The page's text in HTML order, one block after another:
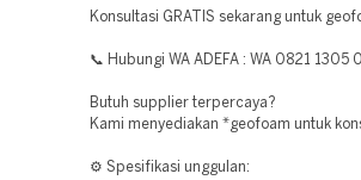
Konsultasi GRATIS sekarang untuk
📞 Hubungi WA ADEFA : WA 0821 1305
Butuh supplier terpercaya?
Kami menyediakan *geofoam untuk
⚙️ Spesifikasi unggulan: